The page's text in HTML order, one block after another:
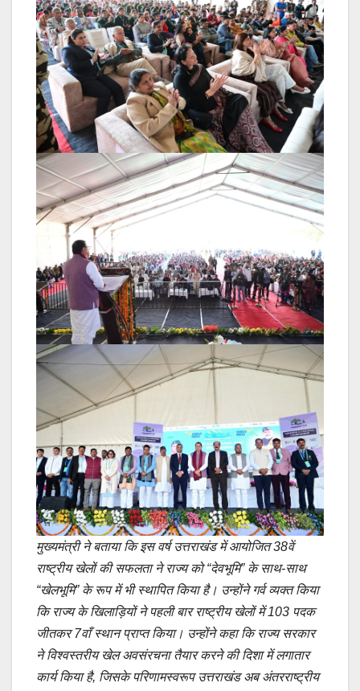
मुख्यमंत्री ने बताया कि इस वर्ष उत्तराखंड में आयोजित 38वें
राष्ट्रीय खेलों की सफलता ने राज्य को “देवभूमि” के साथ-साथ
“खेलभूमि” के रूप में भी स्थापित किया है। उन्होंने गर्व व्यक्त किया
कि राज्य के खिलाड़ियों ने पहली बार राष्ट्रीय खेलों में 103 पदक
जीतकर 7वाँ स्थान प्राप्त किया। उन्होंने कहा कि राज्य सरकार
ने विश्वस्तरीय खेल अवसंरचना तैयार करने की दिशा में लगातार
कार्य किया है, जिसके परिणामस्वरूप उत्तराखंड अब अंतरराष्ट्रीय